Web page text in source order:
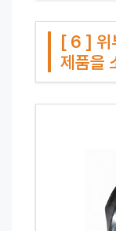
[ 6 ] 위
제품을